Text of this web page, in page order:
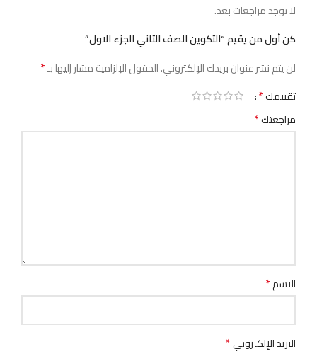
لا توجد مراجعات بعد.
كن أول من يقيم “التكوين الصف الثاني الجزء الاول”
لن يتم نشر عنوان بريدك الإلكتروني.الحقول الإلزامية مشار إليها بـ*
تقييمك*
مراجعتك*
الاسم*
البريد الإلكتروني*